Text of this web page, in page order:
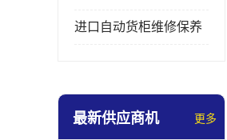
进口自动货柜维修保养
最新供应商机 更多